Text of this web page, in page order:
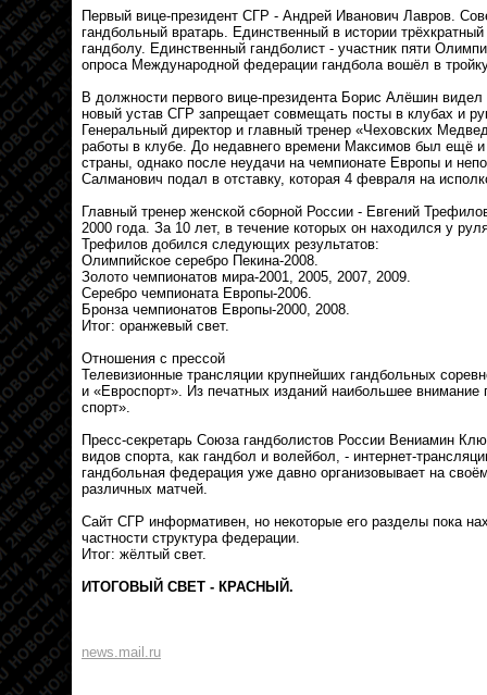
Первый вице-президент СГР - Андрей Иванович Лавров.
гандбольный вратарь. Единственный в истории
гандболу. Единственный гандболист - участник пяти
опроса Международной федерации гандбола вошёл в
В должности первого вице-президента Борис Алёшин
новый устав СГР запрещает совмещать посты в клубах и
Генеральный директор и главный тренер «Чеховских
работы в клубе. До недавнего времени Максимов был ещё
страны, однако после неудачи на чемпионате Европы и
Салманович подал в отставку, которая 4 февраля на
Главный тренер женской сборной России - Евгений
2000 года. За 10 лет, в течение которых он находился у
Трефилов добился следующих результатов:
Олимпийское серебро Пекина-2008.
Золото чемпионатов мира-2001, 2005, 2007, 2009.
Серебро чемпионата Европы-2006.
Бронза чемпионатов Европы-2000, 2008.
Итог: оранжевый свет.
Отношения с прессой
Телевизионные трансляции крупнейших гандбольных
и «Евроспорт». Из печатных изданий наибольшее внимание
спорт».
Пресс-секретарь Союза гандболистов России Вениамин
видов спорта, как гандбол и волейбол, - интернет-
гандбольная федерация уже давно организовывает на
различных матчей.
Сайт СГР информативен, но некоторые его разделы пока
частности структура федерации.
Итог: жёлтый свет.
ИТОГОВЫЙ СВЕТ - КРАСНЫЙ.
news.mail.ru